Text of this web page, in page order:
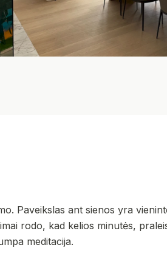
Paveikslas ant sienos yra
rodo, kad kelios minutės,
meditacija.